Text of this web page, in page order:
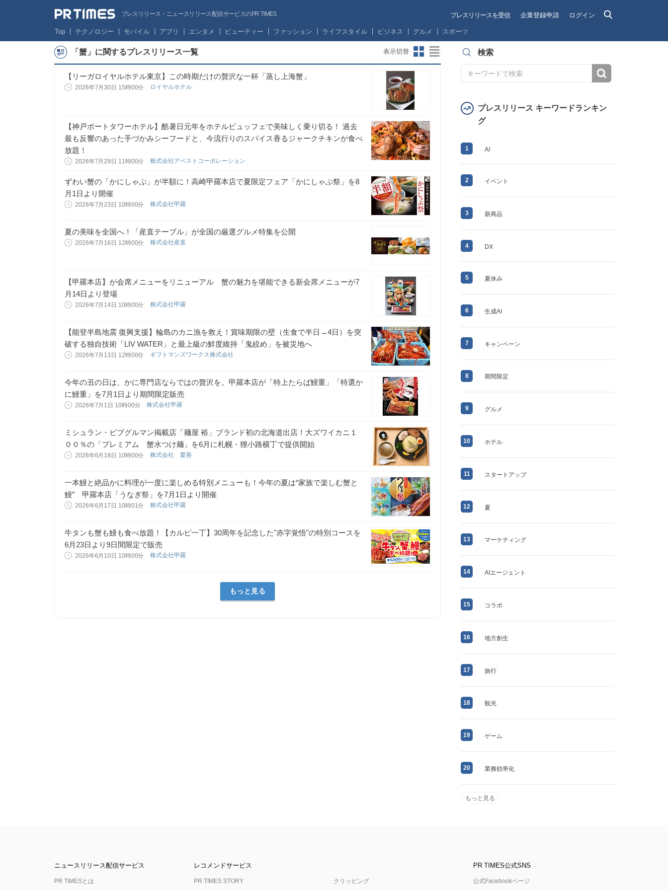
プレスリリース・ニュースリリース配信サービスのPR TIMES プレスリリースを受信 企業登録申請 ログイン
Top テクノロジー モバイル アプリ エンタメ ビューティー ファッション ライフスタイル ビジネス グルメ スポーツ
「蟹」に関するプレスリリース一覧 表示切替
【リーガロイヤルホテル東京】この時期だけの贅沢な一杯「蒸し上海蟹」
2026年7月30日 15時00分 ロイヤルホテル
【神戸ポートタワーホテル】酷暑日元年をホテルビュッフェで美味しく乗り切る！ 過去
最も反響のあった手づかみシーフードと、今流行りのスパイス香るジャークチキンが食べ
放題！
2026年7月29日 11時00分 株式会社アベストコーポレーション
ずわい蟹の「かにしゃぶ」が半額に！高崎甲羅本店で夏限定フェア「かにしゃぶ祭」を8
月1日より開催
2026年7月23日 10時00分 株式会社甲羅
夏の美味を全国へ！「産直テーブル」が全国の厳選グルメ特集を公開
2026年7月16日 12時00分 株式会社産直
【甲羅本店】が会席メニューをリニューアル 蟹の魅力を堪能できる新会席メニューが7
月14日より登場
2026年7月14日 10時00分 株式会社甲羅
【能登半島地震 復興支援】輪島のカニ漁を救え！賞味期限の壁（生食で半日→4日）を突
破する独自技術「LIV WATER」と最上級の鮮度維持「鬼絞め」を被災地へ
2026年7月13日 12時00分 ギフトマンズワークス株式会社
今年の丑の日は、かに専門店ならではの贅沢を。甲羅本店が「特上たらば鰻重」「特選か
に鰻重」を7月1日より期間限定販売
2026年7月1日 10時00分 株式会社甲羅
ミシュラン・ビブグルマン掲載店「麺屋 裕」ブランド初の北海道出店！大ズワイカニ１
００％の「プレミアム 蟹水つけ麺」を6月に札幌・狸小路横丁で提供開始
2026年6月18日 10時00分 株式会社 愛善
一本鰻と絶品かに料理が一度に楽しめる特別メニューも！今年の夏は“家族で楽しむ蟹と
鰻” 甲羅本店「うなぎ祭」を7月1日より開催
2026年6月17日 10時01分 株式会社甲羅
牛タンも蟹も鰻も食べ放題！【カルビ一丁】30周年を記念した"赤字覚悟"の特別コースを
6月23日より9日間限定で販売
2026年6月10日 10時00分 株式会社甲羅
もっと見る
検索
プレスリリース キーワードランキン
グ
1 AI
2 イベント
3 新商品
4 DX
5 夏休み
6 生成AI
7 キャンペーン
8 期間限定
9 グルメ
10 ホテル
11 スタートアップ
12 夏
13 マーケティング
14 AIエージェント
15 コラボ
16 地方創生
17 旅行
18 観光
19 ゲーム
20 業務効率化
もっと見る
ニュースリリース配信サービス
PR TIMESとは
レコメンドサービス
PR TIMES STORY クリッピング
PR TIMES公式SNS
公式Facebookページ